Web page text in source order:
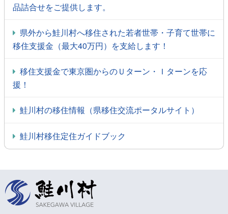
品詰合せをご提供します。
県外から鮭川村へ移住された若者世帯・子育て世帯に
移住支援金（最大40万円）を支給します！
移住支援金で東京圏からのＵターン・Ｉターンを応
援！
鮭川村の移住情報（県移住交流ポータルサイト）
鮭川村移住定住ガイドブック